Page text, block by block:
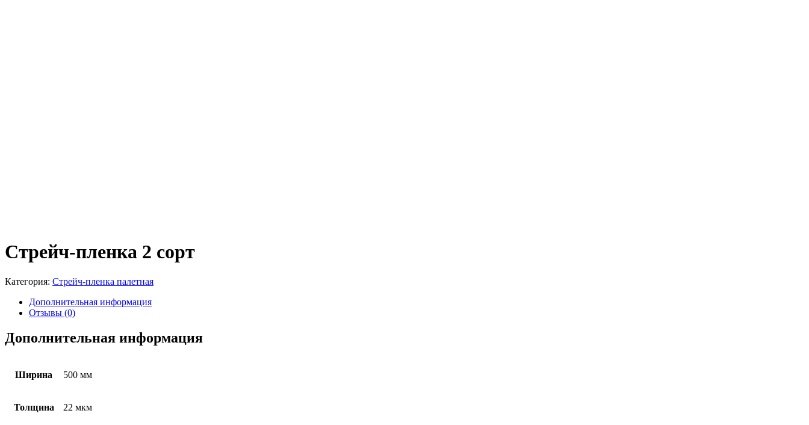
Стрейч-пленка 2 сорт
Категория: Стрейч-пленка палетная
Дополнительная информация
Отзывы (0)
Дополнительная информация
Ширина 500 мм
Толщина 22 мкм